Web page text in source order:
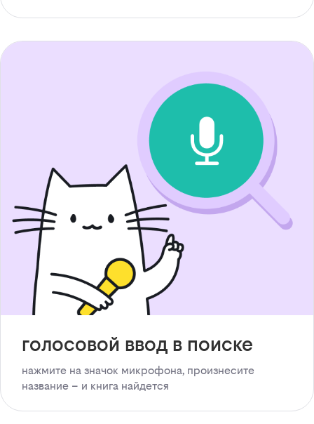
голосовой ввод в поиске
нажмите на значок микрофона, произнесите
название – и книга найдется